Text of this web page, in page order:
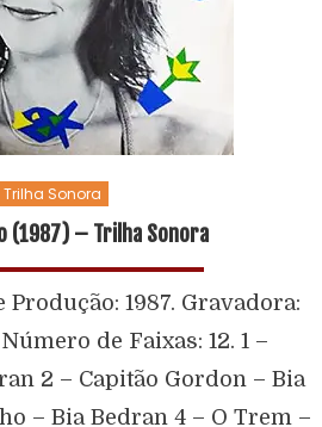
Trilha Sonora
(1987) – Trilha Sonora
Produção: 1987. Gravadora:
de Faixas: 12. 1 –
2 – Capitão Gordon – Bia
– Bia Bedran 4 – O Trem –